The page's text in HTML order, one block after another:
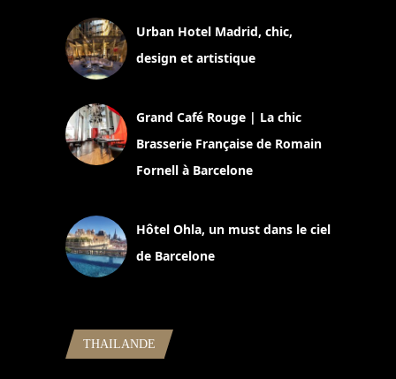
Urban Hotel Madrid, chic,
design et artistique
Grand Café Rouge | La chic
Brasserie Française de Romain
Fornell à Barcelone
Hôtel Ohla, un must dans le ciel
de Barcelone
THAILANDE